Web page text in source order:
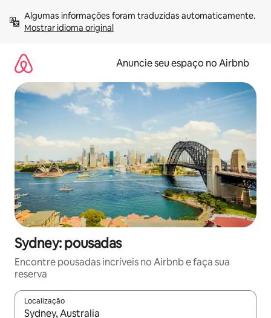
para
Mostrar idioma original
Anuncie seu espaço no Airbnb
Sydney: pousadas
Encontre pousadas incríveis no Airbnb e faça sua
reserva
Localização
Quando os resultados estiverem disponíveis, explore-os